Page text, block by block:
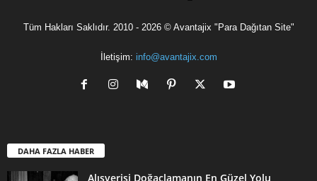
Tüm Hakları Saklıdır. 2010 - 2026 © Avantajix "Para Dağıtan Site"
İletişim: info@avantajix.com
DAHA FAZLA HABER
Alışverişi Doğaçlamanın En Güzel Yolu